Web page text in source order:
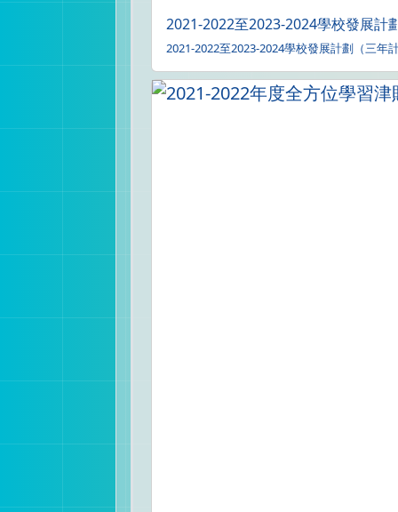
2021-2022至2023-2024學校發展計
2021-2022至2023-2024學校發展計劃（三年